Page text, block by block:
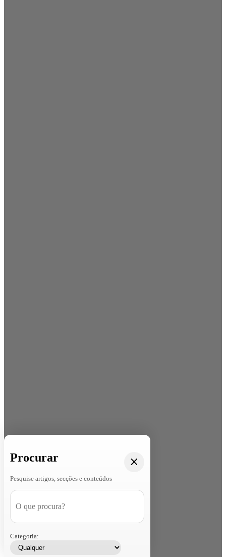
Procurar
Pesquise artigos, secções e conteúdos
Categoria: